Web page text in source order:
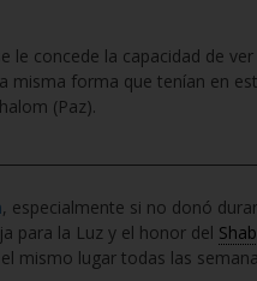
concede la capacidad de
misma forma que tenían en
(Paz).
, especialmente si no donó
para la Luz y el honor del
mismo lugar todas las